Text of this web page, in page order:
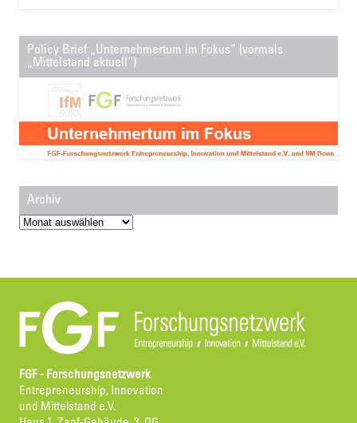
Policy Brief „Unternehmertum im Fokus“ (vormals
„Mittelstand aktuell“)
Archiv
Archiv
FGF - Forschungsnetzwerk
Entrepreneurship, Innovation
und Mittelstand e.V.